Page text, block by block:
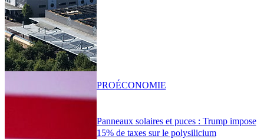
Panneaux solaires et puces : Trump impose
15% de taxes sur le polysilicium
PROÉCONOMIE